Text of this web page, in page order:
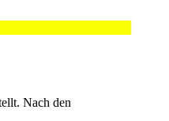
Nach den